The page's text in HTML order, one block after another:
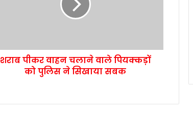
शराब पीकर वाहन चलाने वाले पियक्कड़ों
को पुलिस ने सिखाया सबक